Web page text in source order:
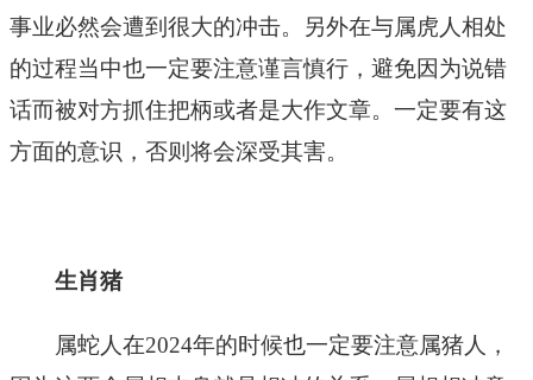
事业必然会遭到很大的冲击。另外在与属虎人相处
的过程当中也一定要注意谨言慎行，避免因为说错
话而被对方抓住把柄或者是大作文章。一定要有这
方面的意识，否则将会深受其害。
生肖猪
属蛇人在2024年的时候也一定要注意属猪人，